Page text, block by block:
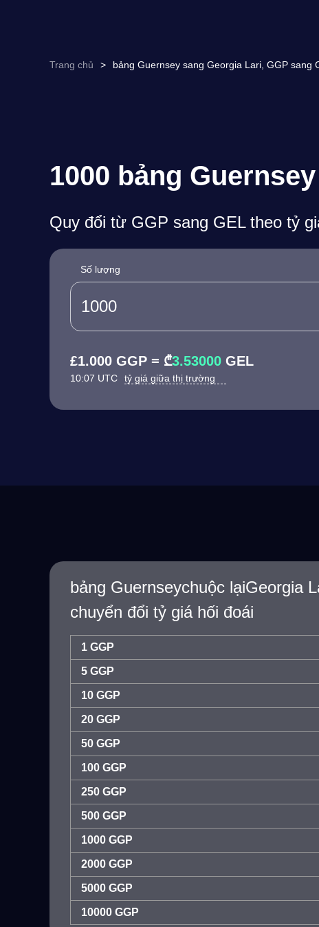
Trang chủ > bảng Guernsey sang Georgia Lari, GGP sang
1000 bảng
Quy đổi từ GGP sang GEL theo tỷ
Số lượng
£1.000 GGP = ₾3.53000 GEL
10:07 UTC tỷ giá giữa thị trường
bảng Guernseychuộc lạiGeorgia
chuyển đổi tỷ giá hối đoái
1 GGP
5 GGP
10 GGP
20 GGP
50 GGP
100 GGP
250 GGP
500 GGP
1000 GGP
2000 GGP
5000 GGP
10000 GGP